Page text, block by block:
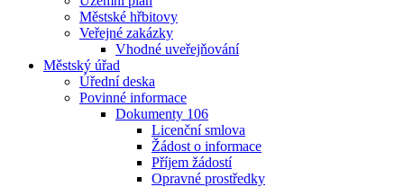
Městské hřbitovy
Veřejné zakázky
Vhodné uveřejňování
Městský úřad
Úřední deska
Povinné informace
Dokumenty 106
Licenční smlova
Žádost o informace
Příjem žádostí
Opravné prostředky